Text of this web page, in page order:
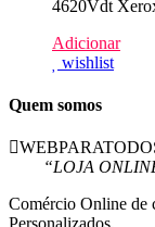
4620Vdt
Adicionar
wishlist
Quem somos
“LOJA
Comércio Online de